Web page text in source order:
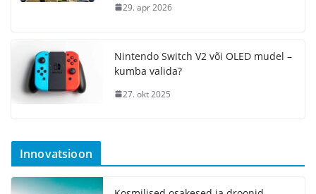
29. apr 2026
Nintendo Switch V2 või OLED mudel –
kumba valida?
27. okt 2025
Innovatsioon